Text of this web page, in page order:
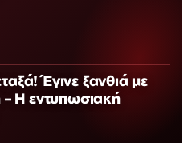
Έγινε ξανθιά με
– Η εντυπωσιακή